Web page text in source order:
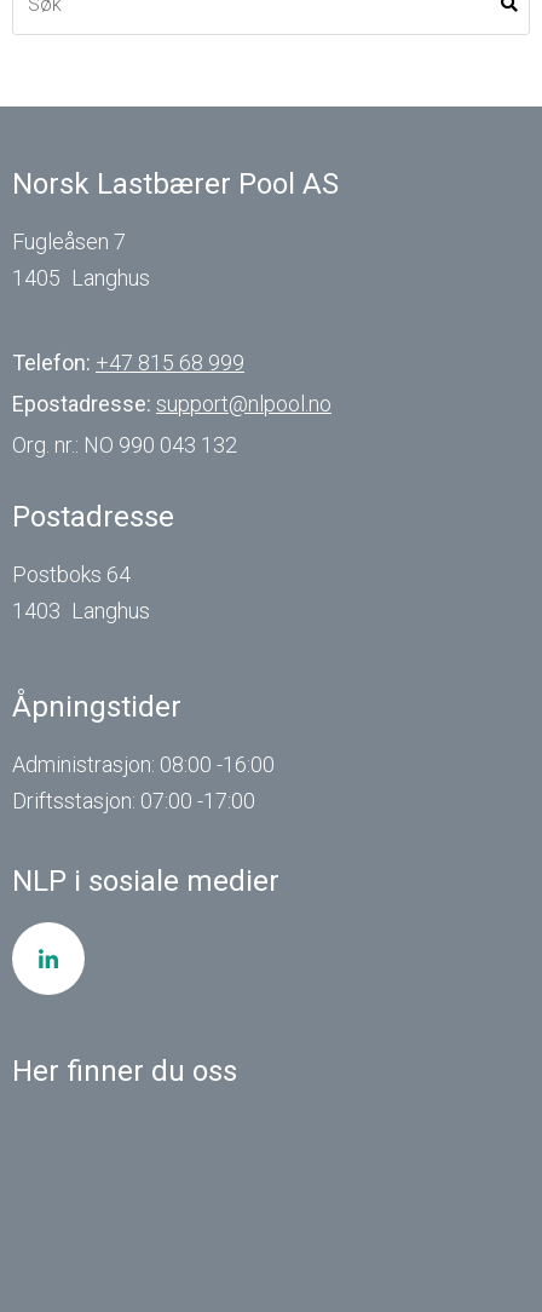
Norsk Lastbærer Pool AS
Fugleåsen 7
1405 Langhus
Telefon: +47 815 68 999
Epostadresse: support@nlpool.no
Org. nr.: NO 990 043 132
Postadresse
Postboks 64
1403 Langhus
Åpningstider
Administrasjon: 08:00 -16:00
Driftsstasjon: 07:00 -17:00
NLP i sosiale medier
Her finner du oss